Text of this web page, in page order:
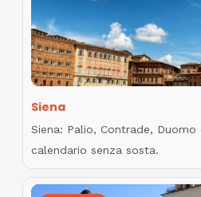
Siena
Siena: Palio, Contrade,
calendario senza sosta.